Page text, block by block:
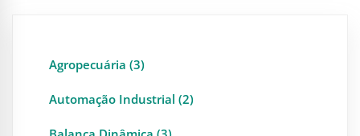
Agropecuária (3)
Automação Industrial (2)